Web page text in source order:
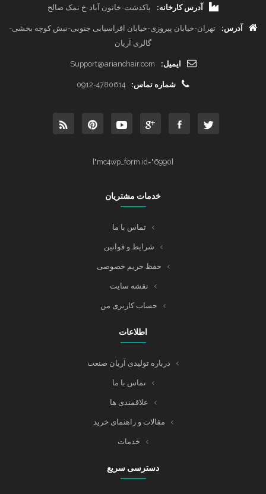
آدرس کارخانه: پاکدشت-خاتون آباد-خ نمک صالح
آدرس:
تهران-خیابان پیروزی-خیابان افراسیابی جنوبی-نبش کوچه بخشی-
گالری آریان
ایمیل: Support@arianchair.com
شماره تماس: 0912-4780614
[mc4wp_form id="6990"]
خدمات مشتریان
تماس با ما
شرایط و قوانین
حفظ حریم خصوصی
نقشه سایت
حساب کاربری من
اطلاعات
درباره تولیدی آریان صنعت
تماس با ما
علاقمندی ها
مقالات و راهنمای خرید
خدمات
دسترسی سریع